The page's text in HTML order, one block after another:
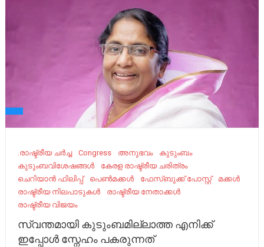
.രാഷ്ട്രീയ ചർച്ച Congress അനുഭവം
കുടുംബം
കുടുംബവിശേഷങ്ങൾ
കേരള രാഷ്ട്രീയ ചരിത്രം
ചെറിയാൻ ഫിലിപ്പ്
പെണ്‍മക്കൾ ഫേസ്ബുക്ക് പോസ്റ്റ്
മക്കൾ
രാഷ്ട്രീയ നിലപാടുകൾ
രാഷ്ട്രീയ നേതാക്കൾ
രാഷ്ട്രീയ വിജയം
സ്വന്തമായി കുടുംബമില്ലാത്ത എനിക്ക്
ഇപ്പോൾ സ്നേഹം പകരുന്നത്